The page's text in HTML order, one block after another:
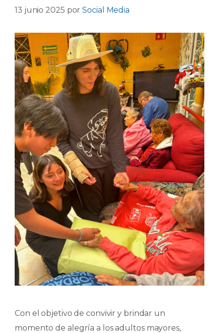
13 junio 2025 porSocial Media
Con el objetivo de convivir y brindar un
momento de alegría a los adultos mayores,